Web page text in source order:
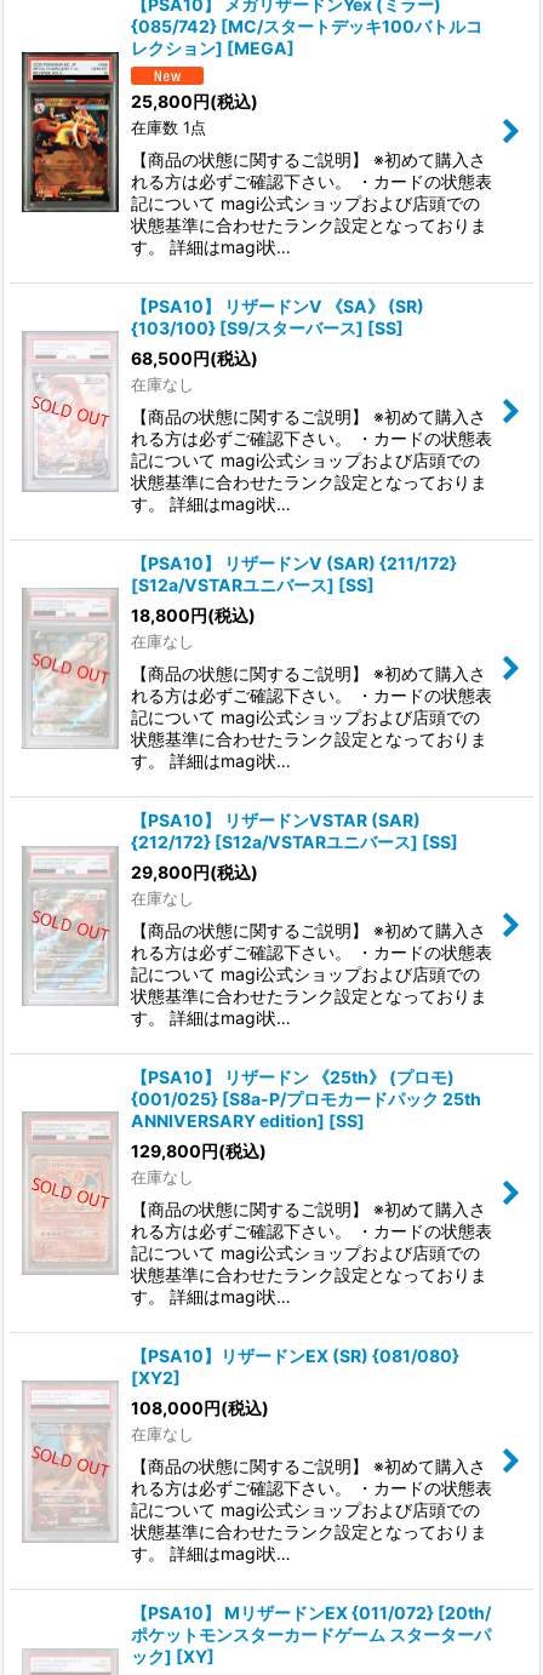
【PSA10】 メガリザードンYex (ミラー)
{085/742} [MC/スタートデッキ100バトルコ
レクション] [MEGA]
25,800円(税込)
在庫数 1点
【商品の状態に関するご説明】 ※初めて購入さ
れる方は必ずご確認下さい。 ・カードの状態表
記について magi公式ショップおよび店頭での
状態基準に合わせたランク設定となっておりま
す。 詳細はmagi状…
【PSA10】 リザードンV 《SA》 (SR)
{103/100} [S9/スターバース] [SS]
68,500円(税込)
在庫なし
【商品の状態に関するご説明】 ※初めて購入さ
れる方は必ずご確認下さい。 ・カードの状態表
記について magi公式ショップおよび店頭での
状態基準に合わせたランク設定となっておりま
す。 詳細はmagi状…
【PSA10】 リザードンV (SAR) {211/172}
[S12a/VSTARユニバース] [SS]
18,800円(税込)
在庫なし
【商品の状態に関するご説明】 ※初めて購入さ
れる方は必ずご確認下さい。 ・カードの状態表
記について magi公式ショップおよび店頭での
状態基準に合わせたランク設定となっておりま
す。 詳細はmagi状…
【PSA10】 リザードンVSTAR (SAR)
{212/172} [S12a/VSTARユニバース] [SS]
29,800円(税込)
在庫なし
【商品の状態に関するご説明】 ※初めて購入さ
れる方は必ずご確認下さい。 ・カードの状態表
記について magi公式ショップおよび店頭での
状態基準に合わせたランク設定となっておりま
す。 詳細はmagi状…
【PSA10】 リザードン 《25th》 (プロモ)
{001/025} [S8a-P/プロモカードパック 25th
ANNIVERSARY edition] [SS]
129,800円(税込)
在庫なし
【商品の状態に関するご説明】 ※初めて購入さ
れる方は必ずご確認下さい。 ・カードの状態表
記について magi公式ショップおよび店頭での
状態基準に合わせたランク設定となっておりま
す。 詳細はmagi状…
【PSA10】リザードンEX (SR) {081/080}
[XY2]
108,000円(税込)
在庫なし
【商品の状態に関するご説明】 ※初めて購入さ
れる方は必ずご確認下さい。 ・カードの状態表
記について magi公式ショップおよび店頭での
状態基準に合わせたランク設定となっておりま
す。 詳細はmagi状…
【PSA10】 MリザードンEX {011/072} [20th/
ポケットモンスターカードゲーム スターターパ
ック] [XY]